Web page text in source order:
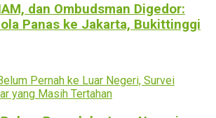
dan Ombudsman Digedor:
Panas ke Jakarta, Bukittinggi